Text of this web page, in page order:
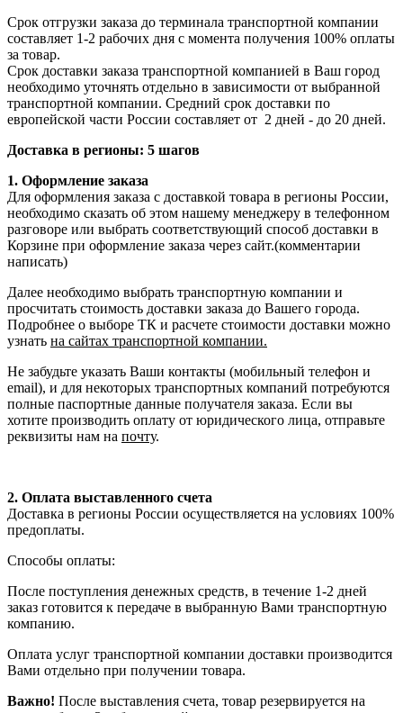
Срок отгрузки заказа до терминала транспортной компании
составляет 1-2 рабочих дня с момента получения 100% оплаты
за товар.
Срок доставки заказа транспортной компанией в Ваш город
необходимо уточнять отдельно в зависимости от выбранной
транспортной компании. Средний срок доставки по
европейской части России составляет от 2 дней - до 20 дней.
Доставка в регионы: 5 шагов
1. Оформление заказа
Для оформления заказа с доставкой товара в регионы России,
необходимо сказать об этом нашему менеджеру в телефонном
разговоре или выбрать соответствующий способ доставки в
Корзине при оформление заказа через сайт.(комментарии
написать)
Далее необходимо выбрать транспортную компании и
просчитать стоимость доставки заказа до Вашего города.
Подробнее о выборе ТК и расчете стоимости доставки можно
узнать на сайтах транспортной компании.
Не забудьте указать Ваши контакты (мобильный телефон и
email), и для некоторых транспортных компаний потребуются
полные паспортные данные получателя заказа. Если вы
хотите производить оплату от юридического лица, отправьте
реквизиты нам на почту.
2. Оплата выставленного счета
Доставка в регионы России осуществляется на условиях 100%
предоплаты.
Способы оплаты:
После поступления денежных средств, в течение 1-2 дней
заказ готовится к передаче в выбранную Вами транспортную
компанию.
Оплата услуг транспортной компании доставки производится
Вами отдельно при получении товара.
Важно! После выставления счета, товар резервируется на